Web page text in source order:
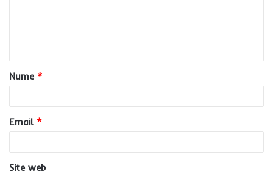
a
r
*
Nume *
Email *
Site web